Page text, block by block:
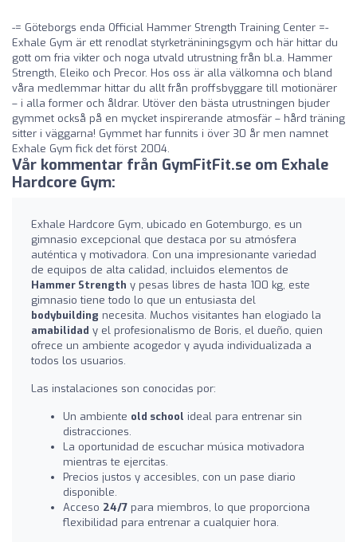
-= Göteborgs enda Official Hammer Strength Training Center =-
Exhale Gym är ett renodlat styrketräniningsgym och här hittar du
gott om fria vikter och noga utvald utrustning från bl.a. Hammer
Strength, Eleiko och Precor. Hos oss är alla välkomna och bland
våra medlemmar hittar du allt från proffsbyggare till motionärer
– i alla former och åldrar. Utöver den bästa utrustningen bjuder
gymmet också på en mycket inspirerande atmosfär – hård träning
sitter i väggarna! Gymmet har funnits i över 30 år men namnet
Exhale Gym fick det först 2004.
Vår kommentar från GymFitFit.se om Exhale
Hardcore Gym:
Exhale Hardcore Gym, ubicado en Gotemburgo, es un
gimnasio excepcional que destaca por su atmósfera
auténtica y motivadora. Con una impresionante variedad
de equipos de alta calidad, incluidos elementos de
Hammer Strength y pesas libres de hasta 100 kg, este
gimnasio tiene todo lo que un entusiasta del
bodybuilding necesita. Muchos visitantes han elogiado la
amabilidad y el profesionalismo de Boris, el dueño, quien
ofrece un ambiente acogedor y ayuda individualizada a
todos los usuarios.
Las instalaciones son conocidas por:
Un ambiente old school ideal para entrenar sin
distracciones.
La oportunidad de escuchar música motivadora
mientras te ejercitas.
Precios justos y accesibles, con un pase diario
disponible.
Acceso 24/7 para miembros, lo que proporciona
flexibilidad para entrenar a cualquier hora.